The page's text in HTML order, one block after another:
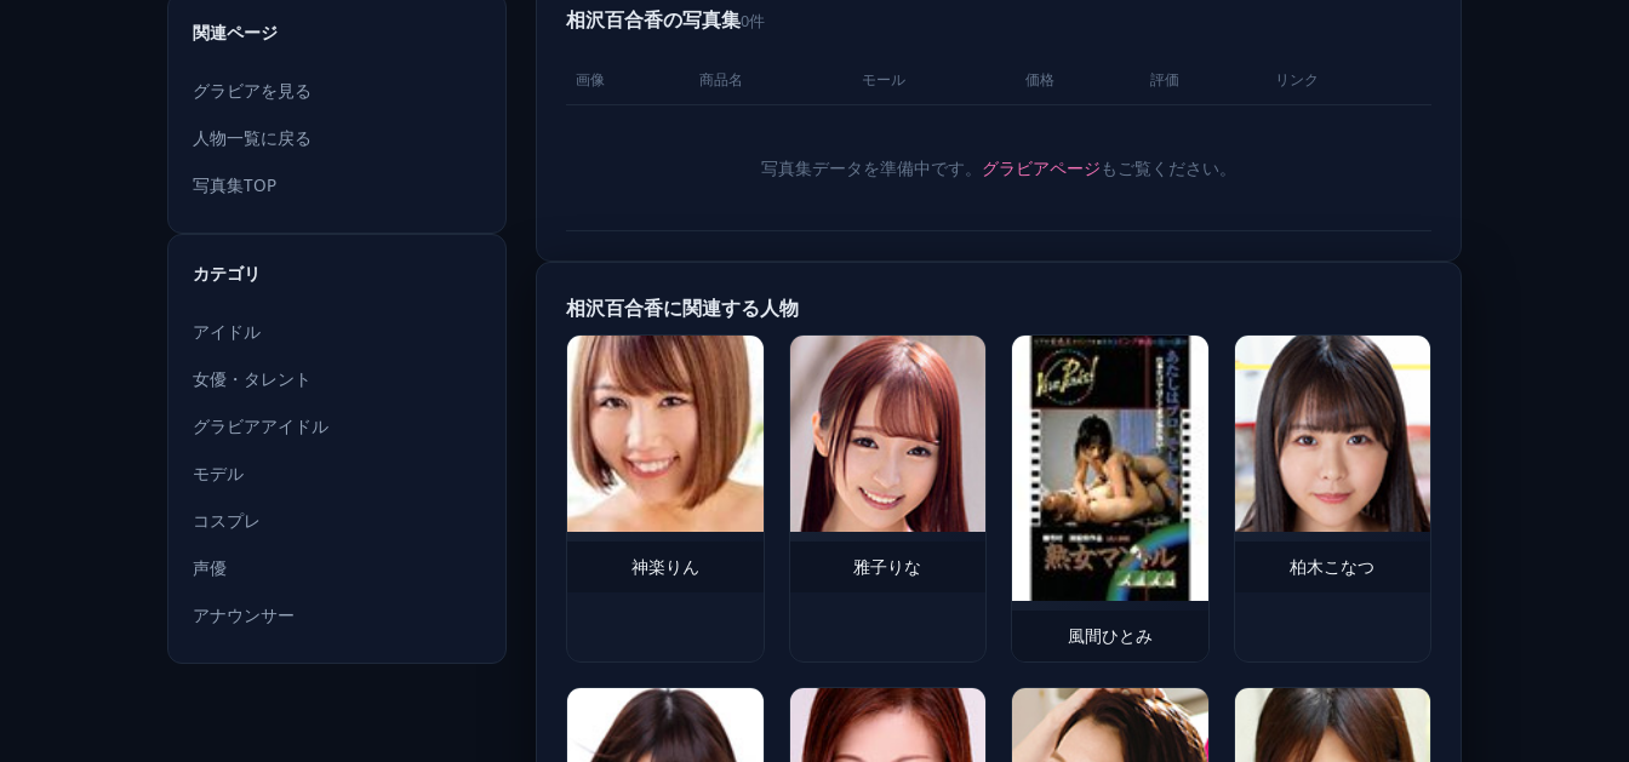
関連ページ
グラビアを見る
人物一覧に戻る
写真集TOP
カテゴリ
アイドル
女優・タレント
グラビアアイドル
モデル
コスプレ
声優
アナウンサー
相沢百合香の写真集0件
画像 商品名 モール 価格 評価 リンク
写真集データを準備中です。 グラビアページもご覧ください。
相沢百合香に関連する人物
神楽りん 雅子りな
風間ひとみ
柏木こなつ